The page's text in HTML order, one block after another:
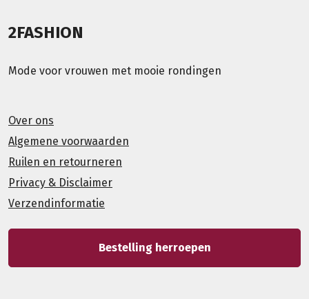
2FASHION
Mode voor vrouwen met mooie rondingen
Over ons
Algemene voorwaarden
Ruilen en retourneren
Privacy & Disclaimer
Verzendinformatie
Bestelling herroepen